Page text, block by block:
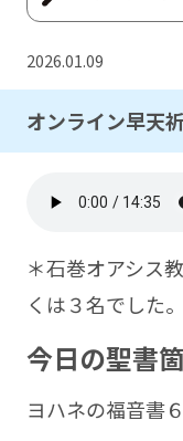
2026.01.09
オンライン早天
＊石巻オアシス
くは３名でした
今日の聖書
ヨハネの福音書